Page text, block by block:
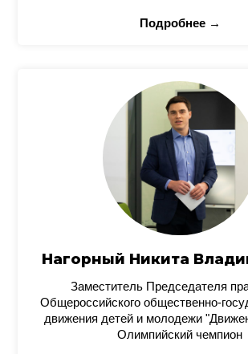
Подробнее →
Нагорный Никита
Заместитель Председателя
Общероссийского общественно-
движения детей и молодежи
Олимпийский чемпион